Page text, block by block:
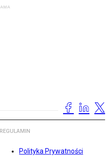
REGULAMIN
Polityka Prywatności